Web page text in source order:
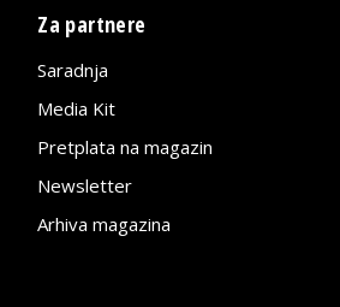
Za partnere
Saradnja
Media Kit
Pretplata na magazin
Newsletter
Arhiva magazina